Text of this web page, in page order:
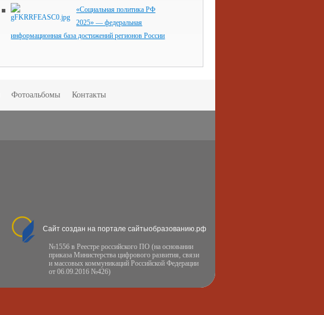
«Социальная политика РФ
2025» — федеральная
информационная база достижений регионов России
Фотоальбомы Контакты
Сайт создан на портале сайтыобразованию.рф
№1556 в Реестре российского ПО (на основании
приказа Министерства цифрового развития, связи
и массовых коммуникаций Российской Федерации
от 06.09.2016 №426)